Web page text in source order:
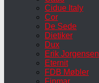
Cidue Italy
Cor
De Sede
Dietiker
Dux
Erik Jorgensen
Eternit
FDB Møbler
Finmar